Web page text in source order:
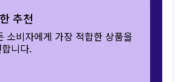
추천
소비자에게 가장 적합한 상품을
니다.